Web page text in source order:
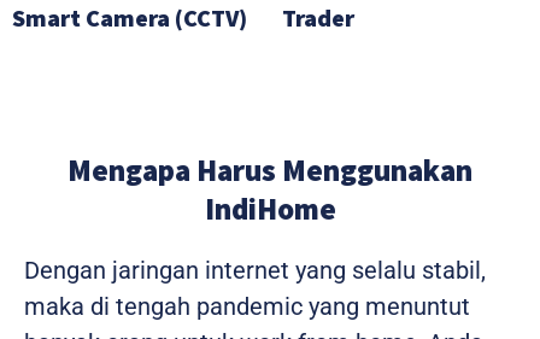
Smart Camera (CCTV) Trader
Mengapa Harus Menggunakan
IndiHome
Dengan jaringan internet yang selalu stabil,
maka di tengah pandemic yang menuntut